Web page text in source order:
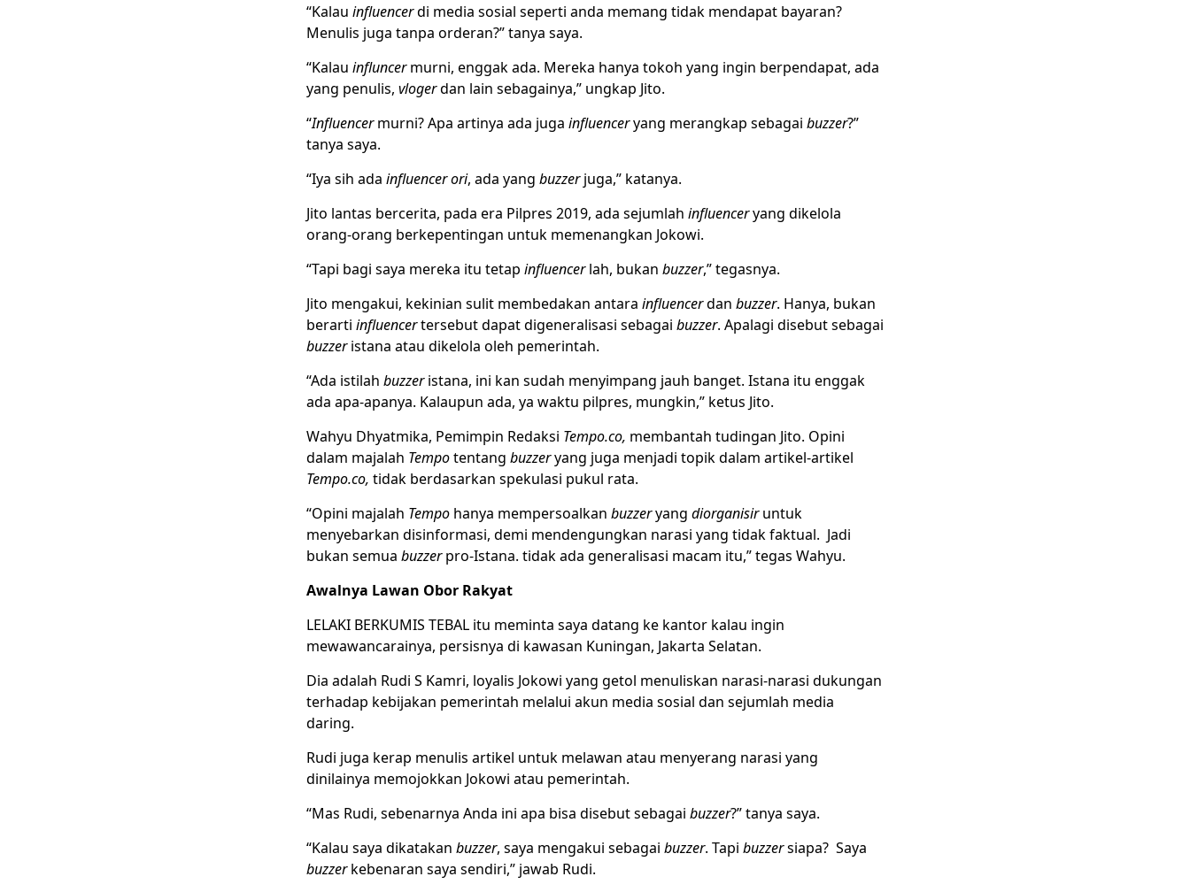
“Kalau influencerdi media sosial seperti anda memang tidak mendapat bayaran?
Menulis juga tanpa orderan?” tanya saya.
“Kalau influncermurni, enggak ada. Mereka hanya tokoh yang ingin berpendapat, ada
yang penulis, vlogerdan lain sebagainya,” ungkap Jito.
“Influencermurni? Apa artinya ada juga influenceryang merangkap sebagai buzzer?”
tanya saya.
“Iya sih ada influencer ori, ada yang buzzerjuga,” katanya.
Jito lantas bercerita, pada era Pilpres 2019, ada sejumlah influenceryang dikelola
orang-orang berkepentingan untuk memenangkan Jokowi.
“Tapi bagi saya mereka itu tetap influencerlah, bukan buzzer,” tegasnya.
Jito mengakui, kekinian sulit membedakan antara influencerdan buzzer. Hanya, bukan
berarti influencertersebut dapat digeneralisasi sebagai buzzer. Apalagi disebut sebagai
buzzeristana atau dikelola oleh pemerintah.
“Ada istilah buzzeristana, ini kan sudah menyimpang jauh banget. Istana itu enggak
ada apa-apanya. Kalaupun ada, ya waktu pilpres, mungkin,” ketus Jito.
Wahyu Dhyatmika, Pemimpin Redaksi Tempo.co, membantah tudingan Jito. Opini
dalam majalah Tempotentang buzzeryang juga menjadi topik dalam artikel-artikel
Tempo.co, tidak berdasarkan spekulasi pukul rata.
“Opini majalah Tempohanya mempersoalkan buzzeryang diorganisiruntuk
menyebarkan disinformasi, demi mendengungkan narasi yang tidak faktual. Jadi
bukan semua buzzerpro-Istana. tidak ada generalisasi macam itu,” tegas Wahyu.
Awalnya Lawan Obor Rakyat
LELAKI BERKUMIS TEBAL itu meminta saya datang ke kantor kalau ingin
mewawancarainya, persisnya di kawasan Kuningan, Jakarta Selatan.
Dia adalah Rudi S Kamri, loyalis Jokowi yang getol menuliskan narasi-narasi dukungan
terhadap kebijakan pemerintah melalui akun media sosial dan sejumlah media
daring.
Rudi juga kerap menulis artikel untuk melawan atau menyerang narasi yang
dinilainya memojokkan Jokowi atau pemerintah.
“Mas Rudi, sebenarnya Anda ini apa bisa disebut sebagai buzzer?” tanya saya.
“Kalau saya dikatakan buzzer, saya mengakui sebagai buzzer. Tapi buzzersiapa? Saya
buzzerkebenaran saya sendiri,” jawab Rudi.